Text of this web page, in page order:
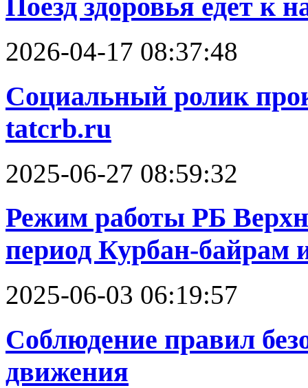
Поезд здоровья едет к
2026-04-17 08:37:48
Социальный ролик
tatcrb.ru
2025-06-27 08:59:32
Режим работы РБ
период Курбан-байрам
2025-06-03 06:19:57
Соблюдение правил
движения